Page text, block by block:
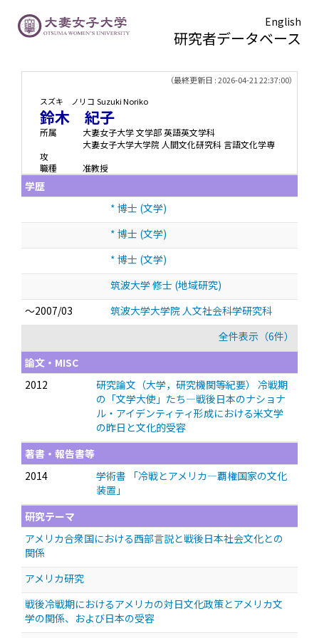
English
研究者データベース
（最終更新日 : 2026-04-21 22:37:00）
スズキ ノリコ Suzuki Noriko
鈴木 紀子
所属
大妻女子大学 文学部 英語英文学科
大妻女子大学大学院 人間文化研究科 言語文化学専
攻
職種
准教授
学歴
* 博士 (文学)
* 博士 (文学)
* 博士 (文学)
筑波大学 修士 (地域研究)
～2007/03
筑波大学大学院 人文社会科学研究科
全件表示（6件）
論文・MISC
2012
研究論文（大学，研究機関等紀要） 冷戦期
の「文学大使」たち—戦後日本のナショナ
ル・アイデンティティ形成における米文学
の昨日と文化的受容
著書・報告書等
2014
学術書 「冷戦とアメリカ—覇権国家の文化
装置」
研究テーマ
アメリカ合衆国における西部言説と戦後日本社会文化との
関係
アメリカ研究
戦後冷戦期におけるアメリカの対日文化政策とアメリカ文
学の関係、および日本の受容